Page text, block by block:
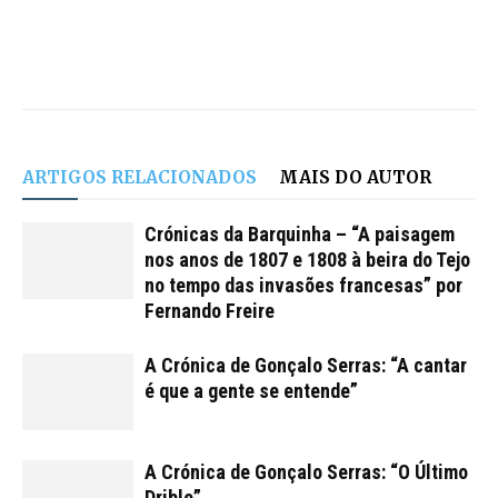
ARTIGOS RELACIONADOS MAIS DO AUTOR
Crónicas da Barquinha – “A paisagem
nos anos de 1807 e 1808 à beira do Tejo
no tempo das invasões francesas” por
Fernando Freire
A Crónica de Gonçalo Serras: “A cantar
é que a gente se entende”
A Crónica de Gonçalo Serras: “O Último